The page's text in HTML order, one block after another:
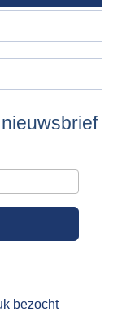
bezocht